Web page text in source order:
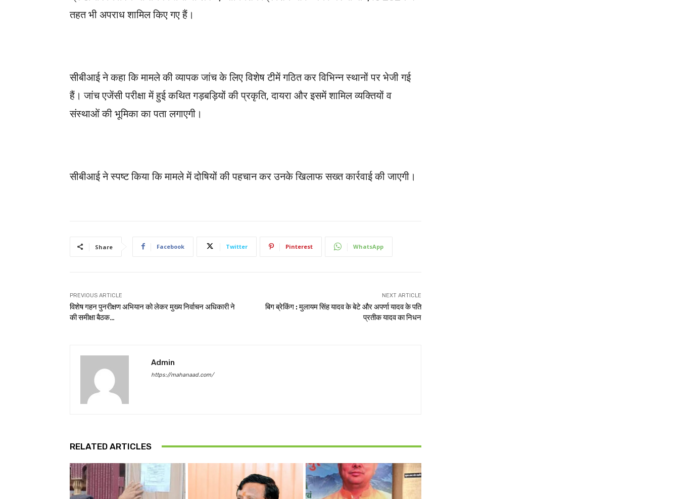
तहत भी अपराध शामिल किए गए हैं।
सीबीआई ने कहा कि मामले की व्यापक जांच के लिए विशेष टीमें गठित कर विभिन्न स्थानों पर भेजी गई
हैं। जांच एजेंसी परीक्षा में हुई कथित गड़बड़ियों की प्रकृति, दायरा और इसमें शामिल व्यक्तियों व
संस्थाओं की भूमिका का पता लगाएगी।
सीबीआई ने स्पष्ट किया कि मामले में दोषियों की पहचान कर उनके खिलाफ सख्त कार्रवाई की जाएगी।
Share Facebook Twitter Pinterest WhatsApp
PREVIOUS ARTICLE
विशेष गहन पुनरीक्षण अभियान को लेकर मुख्य निर्वाचन अधिकारी ने
की समीक्षा बैठक…
NEXT ARTICLE
बिग ब्रेकिंग : मुलायम सिंह यादव के बेटे और अपर्णा यादव के पति
प्रतीक यादव का निधन
Admin
https://mahanaad.com/
RELATED ARTICLES